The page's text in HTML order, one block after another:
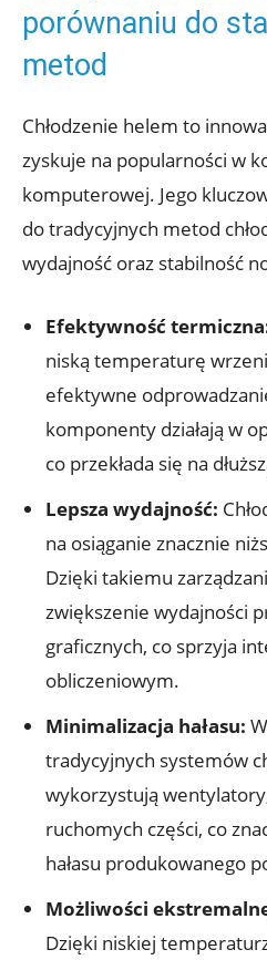
porównaniu do
‍metod
Chłodzenie helem to
zyskuje na popularności w
komputerowej. Jego
do tradycyjnych metod
wydajność oraz stabilność
Efektywność
niską temperaturę
efektywne
komponenty działają w
co przekłada się na
Lepsza wydajność:
na osiąganie znacznie
Dzięki takiemu
zwiększenie wydajności
graficznych, co sprzyja
obliczeniowym.
Minimalizacja hałasu:
tradycyjnych systemów⁤
wykorzystują
ruchomych części, co‍
hałasu produkowanego
Możliwości
⁢Dzięki niskiej